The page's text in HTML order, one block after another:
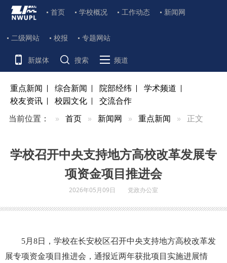
首页 学校概况 工作动态 新闻网
二级网站 校报 专题网站
新媒体 搜索 频道
重点新闻 综合新闻 院部经纬
学术频道
校友资讯
校园文化
交流合作
当前位置：
首页 新闻网 重点新闻 正文
学校召开中央支持地方高校改革发展专
项资金项目推进会
2026年05月09日 党政办公室
5月8日，学校在长安校区召开中央支持地方高校改革发
展专项资金项目推进会，通报近两年获批项目实施进展情